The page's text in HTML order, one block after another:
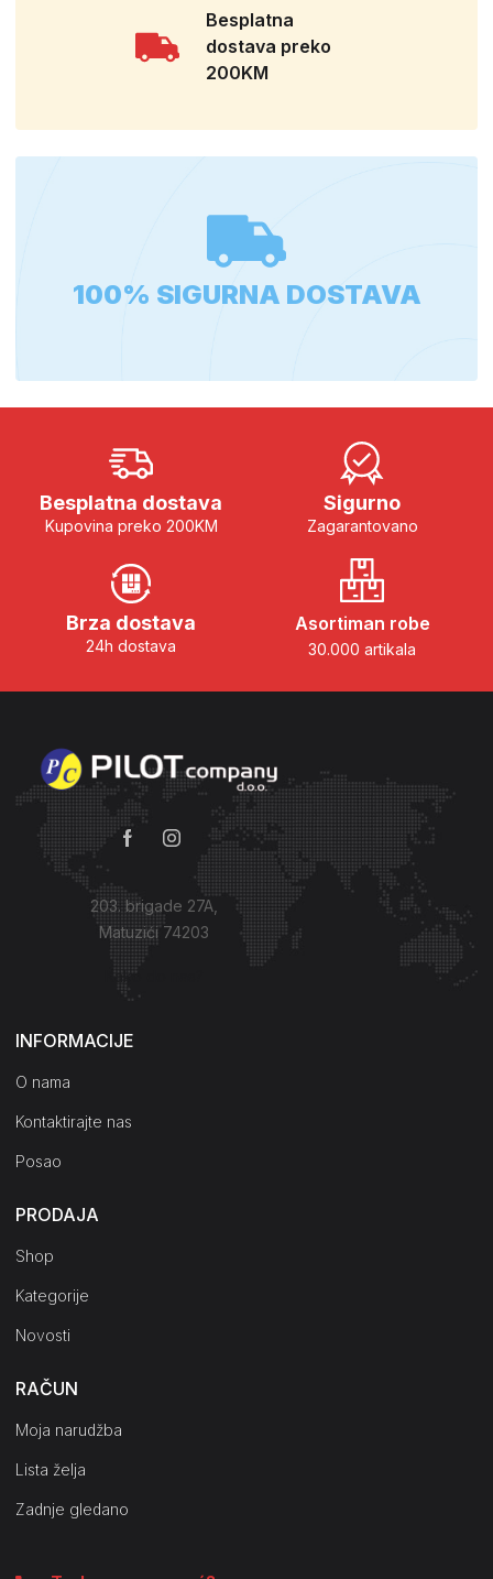
Besplatna
dostava preko
200KM
100% SIGURNA DOSTAVA
Besplatna dostava
Kupovina preko 200KM
Sigurno
Zagarantovano
Brza dostava
24h dostava
Asortiman robe
30.000 artikala
203. brigade 27A,
Matuzići 74203
Kako do nas?
INFORMACIJE
O nama
Kontaktirajte nas
Posao
PRODAJA
Shop
Kategorije
Novosti
RAČUN
Moja narudžba
Lista želja
Zadnje gledano